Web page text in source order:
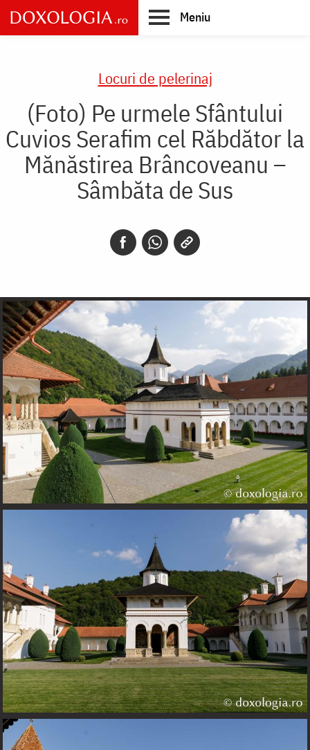
Skip
to
main
Meniu
Locuri de pelerinaj
(Foto) Pe urmele Sfântului
Cuvios Serafim cel Răbdător la
Mănăstirea Brâncoveanu –
Sâmbăta de Sus